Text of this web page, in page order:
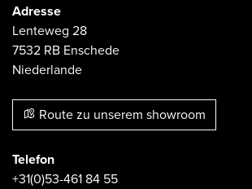
Adresse
Lenteweg 28
7532 RB Enschede
Niederlande
Route zu unserem showroom
Telefon
+31(0)53-461 84 55